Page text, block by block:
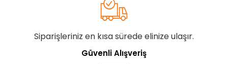
Siparişleriniz en kısa sürede elinize ulaşır.
Güvenli Alışveriş